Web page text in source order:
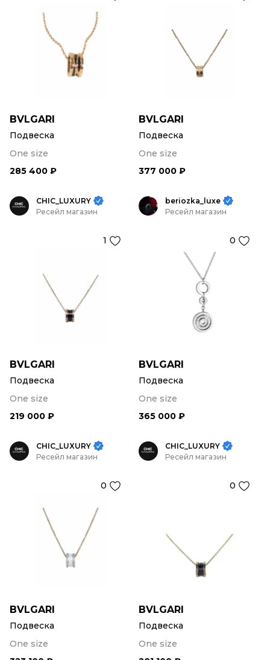
BVLGARI
Подвеска
One size
285 400 ₽
BVLGARI
Подвеска
One size
377 000 ₽
CHIC_LUXURY
Ресейл магазин
1
BVLGARI
Подвеска
One size
219 000 ₽
beriozka_luxe
Ресейл магазин
0
BVLGARI
Подвеска
One size
365 000 ₽
CHIC_LUXURY
Ресейл магазин
0
BVLGARI
Подвеска
One size
CHIC_LUXURY
Ресейл магазин
0
BVLGARI
Подвеска
One size